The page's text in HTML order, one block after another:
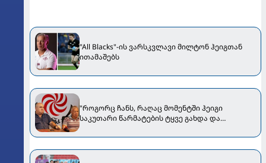
"All Blacks"-ის ვარსკვლავი მილტონ ჰეიგთან
ითამაშებს
"როგორც ჩანს, რაღაც მომენტში ჰეიგი
საკუთარი წარმატების ტყვე გახდა და
თამაში დაგეგმა"